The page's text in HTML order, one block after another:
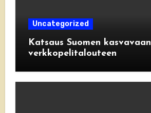
Uncategorized
Katsaus Suomen kasvavaan
verkkopelitalouteen